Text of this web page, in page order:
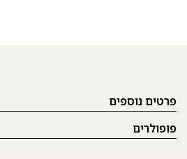
פרטים נוספים
פופולרים